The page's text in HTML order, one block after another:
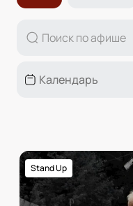
Stand Up